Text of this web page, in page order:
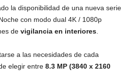
la disponibilidad de una nueva serie
con modo dual 4K / 1080p
de vigilancia en interiores
a las necesidades de cada
elegir entre 8.3 MP (3840 x 2160